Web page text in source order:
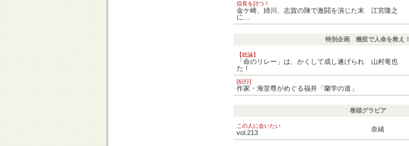
信長を討つ！
金ケ崎、姉川、志賀の陣で激闘を演じた末
に…
江宮隆之
特別企画 種痘で人命を救え！
【総論】
「命のリレー」は、かくして成し遂げられ
た！
山村竜也
[紀行]
作家・海堂尊がめぐる福井「蘭学の道」
巻頭グラビア
この人に会いたい
vol.213 奈緒